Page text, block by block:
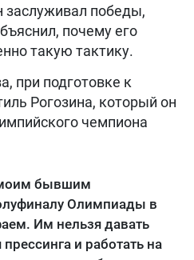
заслуживал победы,
почему его
такую тактику.
при подготовке к
Рогозина, который он
чемпиона
бывшим
Олимпиады в
Им нельзя давать
и работать на